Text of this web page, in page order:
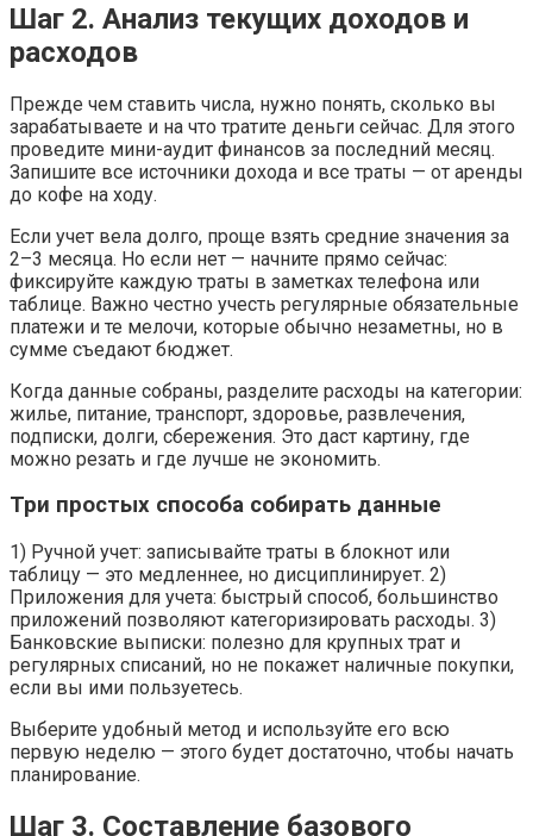
Шаг 2. Анализ текущих доходов и
расходов
Прежде чем ставить числа, нужно понять, сколько вы
зарабатываете и на что тратите деньги сейчас. Для этого
проведите мини-аудит финансов за последний месяц.
Запишите все источники дохода и все траты — от аренды
до кофе на ходу.
Если учет вела долго, проще взять средние значения за
2–3 месяца. Но если нет — начните прямо сейчас:
фиксируйте каждую траты в заметках телефона или
таблице. Важно честно учесть регулярные обязательные
платежи и те мелочи, которые обычно незаметны, но в
сумме съедают бюджет.
Когда данные собраны, разделите расходы на категории:
жилье, питание, транспорт, здоровье, развлечения,
подписки, долги, сбережения. Это даст картину, где
можно резать и где лучше не экономить.
Три простых способа собирать данные
1) Ручной учет: записывайте траты в блокнот или
таблицу — это медленнее, но дисциплинирует. 2)
Приложения для учета: быстрый способ, большинство
приложений позволяют категоризировать расходы. 3)
Банковские выписки: полезно для крупных трат и
регулярных списаний, но не покажет наличные покупки,
если вы ими пользуетесь.
Выберите удобный метод и используйте его всю
первую неделю — этого будет достаточно, чтобы начать
планирование.
Шаг 3. Составление базового